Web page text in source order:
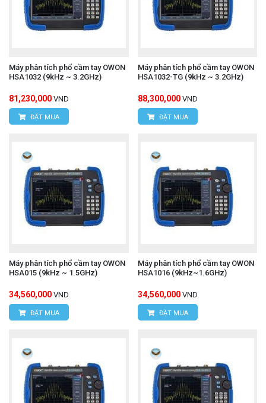
Máy phân tích phổ cầm tay OWON
HSA1032 (9kHz ~ 3.2GHz)
81,230,000 VND
ĐẶT MUA
Máy phân tích phổ cầm tay OWON
HSA1032-TG (9kHz ~ 3.2GHz)
88,300,000 VND
ĐẶT MUA
Máy phân tích phổ cầm tay OWON
HSA015 (9kHz ~ 1.5GHz)
34,560,000 VND
ĐẶT MUA
Máy phân tích phổ cầm tay OWON
HSA1016 (9kHz~1.6GHz)
34,560,000 VND
ĐẶT MUA